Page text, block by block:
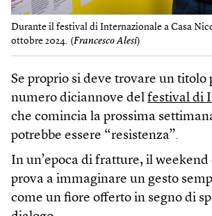
Durante il festival di Internazionale a Casa
ottobre 2024. (Francesco Alesi)
Se proprio si deve trovare un titolo
numero diciannove del festival di
che comincia la prossima
potrebbe essere “resistenza”.
In un’epoca di fratture, il weekend
prova a immaginare un gesto
come un fiore offerto in segno di